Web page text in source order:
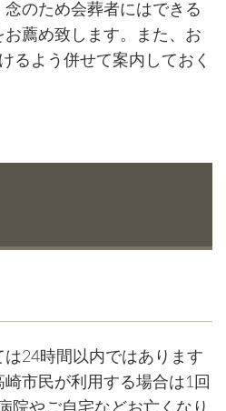
のため会葬者にはできる
薦め致します。また、お
るよう併せて案内しておく
24時間以内ではあります
市民が利用する場合は1回